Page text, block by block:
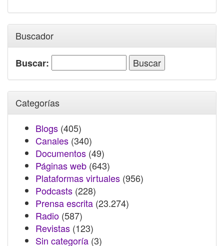
Buscador
Buscar:
Categorías
Blogs (405)
Canales (340)
Documentos (49)
Páginas web (643)
Plataformas virtuales (956)
Podcasts (228)
Prensa escrita (23.274)
Radio (587)
Revistas (123)
Sin categoría (3)